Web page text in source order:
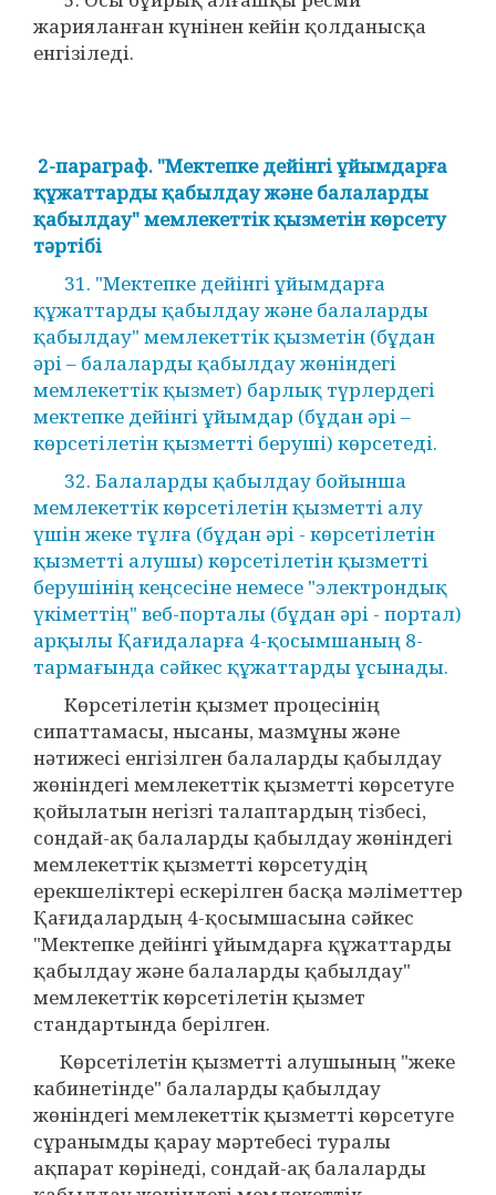
жарияланған күнінен кейін қолданысқа
енгізіледі.
2-параграф. "Мектепке дейінгі ұйымдарға
құжаттарды қабылдау және балаларды
қабылдау" мемлекеттік қызметін көрсету
тәртібі
31. "Мектепке дейінгі ұйымдарға
құжаттарды қабылдау және балаларды
қабылдау" мемлекеттік қызметін (бұдан
әрі – балаларды қабылдау жөніндегі
мемлекеттік қызмет) барлық түрлердегі
мектепке дейінгі ұйымдар (бұдан әрі –
көрсетілетін қызметті беруші) көрсетеді.
32. Балаларды қабылдау бойынша
мемлекеттік көрсетілетін қызметті алу
үшін жеке тұлға (бұдан әрі - көрсетілетін
қызметті алушы) көрсетілетін қызметті
берушінің кеңсесіне немесе "электрондық
үкіметтің" веб-порталы (бұдан әрі - портал)
арқылы Қағидаларға 4-қосымшаның 8-
тармағында сәйкес құжаттарды ұсынады.
Көрсетілетін қызмет процесінің
сипаттамасы, нысаны, мазмұны және
нәтижесі енгізілген балаларды қабылдау
жөніндегі мемлекеттік қызметті көрсетуге
қойылатын негізгі талаптардың тізбесі,
сондай-ақ балаларды қабылдау жөніндегі
мемлекеттік қызметті көрсетудің
ерекшеліктері ескерілген басқа мәліметтер
Қағидалардың 4-қосымшасына сәйкес
"Мектепке дейінгі ұйымдарға құжаттарды
қабылдау және балаларды қабылдау"
мемлекеттік көрсетілетін қызмет
стандартында берілген.
Көрсетілетін қызметті алушының "жеке
кабинетінде" балаларды қабылдау
жөніндегі мемлекеттік қызметті көрсетуге
сұранымды қарау мәртебесі туралы
ақпарат көрінеді, сондай-ақ балаларды